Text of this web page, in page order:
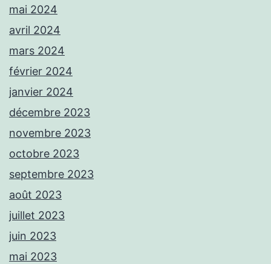
mai 2024
avril 2024
mars 2024
février 2024
janvier 2024
décembre 2023
novembre 2023
octobre 2023
septembre 2023
août 2023
juillet 2023
juin 2023
mai 2023